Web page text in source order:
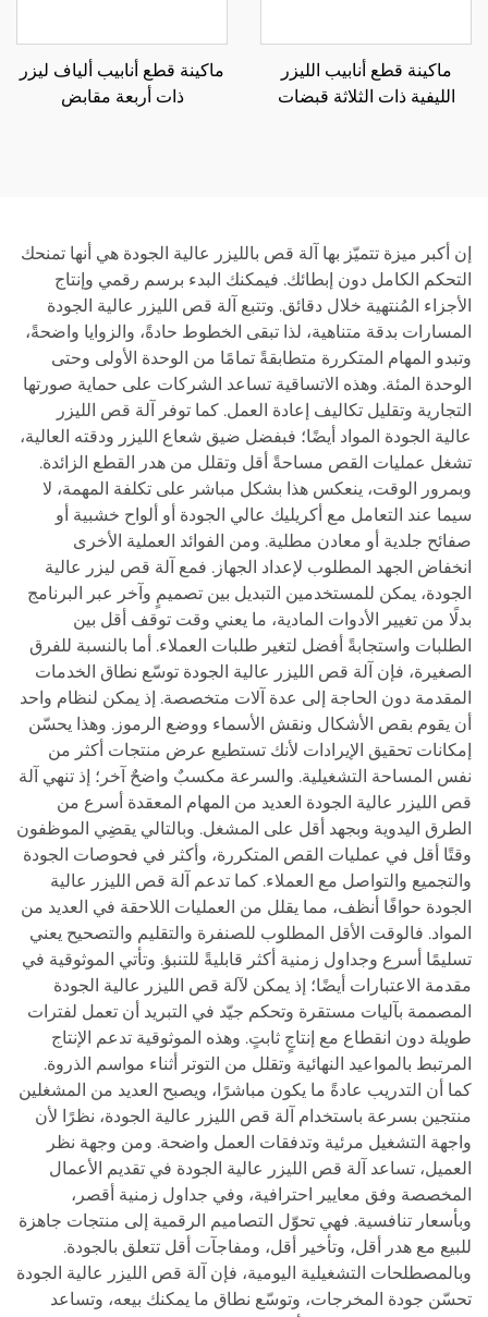
ماكينة قطع أنابيب الليزر
الليفية ذات الثلاثة قبضات
ماكينة قطع أنابيب ألياف ليزر
ذات أربعة مقابض
إن أكبر ميزة تتميّز بها آلة قص بالليزر عالية الجودة هي أنها تمنحك
التحكم الكامل دون إبطائك. فيمكنك البدء برسم رقمي وإنتاج
الأجزاء المُنتهية خلال دقائق. وتتبع آلة قص الليزر عالية الجودة
المسارات بدقة متناهية، لذا تبقى الخطوط حادةً، والزوايا واضحةً،
وتبدو المهام المتكررة متطابقةً تمامًا من الوحدة الأولى وحتى
الوحدة المئة. وهذه الاتساقية تساعد الشركات على حماية صورتها
التجارية وتقليل تكاليف إعادة العمل. كما توفر آلة قص الليزر
عالية الجودة المواد أيضًا؛ فبفضل ضيق شعاع الليزر ودقته العالية،
تشغل عمليات القص مساحةً أقل وتقلل من هدر القطع الزائدة.
وبمرور الوقت، ينعكس هذا بشكل مباشر على تكلفة المهمة، لا
سيما عند التعامل مع أكريليك عالي الجودة أو ألواح خشبية أو
صفائح جلدية أو معادن مطلية. ومن الفوائد العملية الأخرى
انخفاض الجهد المطلوب لإعداد الجهاز. فمع آلة قص ليزر عالية
الجودة، يمكن للمستخدمين التبديل بين تصميمٍ وآخر عبر البرنامج
بدلًا من تغيير الأدوات المادية، ما يعني وقت توقف أقل بين
الطلبات واستجابةً أفضل لتغير طلبات العملاء. أما بالنسبة للفرق
الصغيرة، فإن آلة قص الليزر عالية الجودة توسّع نطاق الخدمات
المقدمة دون الحاجة إلى عدة آلات متخصصة. إذ يمكن لنظام واحد
أن يقوم بقص الأشكال ونقش الأسماء ووضع الرموز. وهذا يحسّن
إمكانات تحقيق الإيرادات لأنك تستطيع عرض منتجات أكثر من
نفس المساحة التشغيلية. والسرعة مكسبٌ واضحٌ آخر؛ إذ تنهي آلة
قص الليزر عالية الجودة العديد من المهام المعقدة أسرع من
الطرق اليدوية وبجهد أقل على المشغل. وبالتالي يقضِي الموظفون
وقتًا أقل في عمليات القص المتكررة، وأكثر في فحوصات الجودة
والتجميع والتواصل مع العملاء. كما تدعم آلة قص الليزر عالية
الجودة حوافًا أنظف، مما يقلل من العمليات اللاحقة في العديد من
المواد. فالوقت الأقل المطلوب للصنفرة والتقليم والتصحيح يعني
تسليمًا أسرع وجداول زمنية أكثر قابليةً للتنبؤ. وتأتي الموثوقية في
مقدمة الاعتبارات أيضًا؛ إذ يمكن لآلة قص الليزر عالية الجودة
المصممة بآليات مستقرة وتحكم جيّد في التبريد أن تعمل لفترات
طويلة دون انقطاع مع إنتاجٍ ثابتٍ. وهذه الموثوقية تدعم الإنتاج
المرتبط بالمواعيد النهائية وتقلل من التوتر أثناء مواسم الذروة.
كما أن التدريب عادةً ما يكون مباشرًا، ويصبح العديد من المشغلين
منتجين بسرعة باستخدام آلة قص الليزر عالية الجودة، نظرًا لأن
واجهة التشغيل مرئية وتدفقات العمل واضحة. ومن وجهة نظر
العميل، تساعد آلة قص الليزر عالية الجودة في تقديم الأعمال
المخصصة وفق معايير احترافية، وفي جداول زمنية أقصر،
وبأسعار تنافسية. فهي تحوّل التصاميم الرقمية إلى منتجات جاهزة
للبيع مع هدر أقل، وتأخير أقل، ومفاجآت أقل تتعلق بالجودة.
وبالمصطلحات التشغيلية اليومية، فإن آلة قص الليزر عالية الجودة
تحسّن جودة المخرجات، وتوسّع نطاق ما يمكنك بيعه، وتساعد